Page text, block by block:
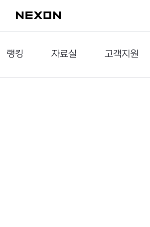
랭킹
던전랭킹
자료실
다운로드
고객지원
문의하기